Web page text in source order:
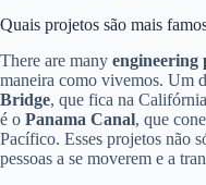
Quais projetos são mais
There are many engineering
maneira como vivemos. Um
Bridge, que fica na
é o Panama Canal, que
Pacífico. Esses projetos não
pessoas a se moverem e a